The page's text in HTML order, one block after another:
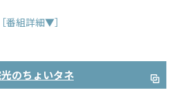
［番組詳細▼］
のちょいタネ